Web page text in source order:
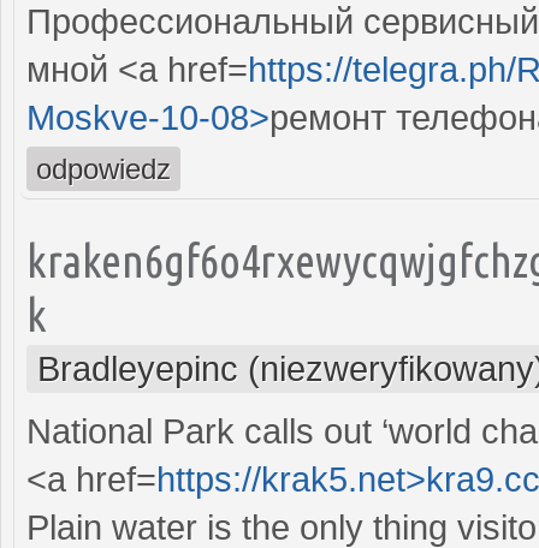
Профессиональный
мной <a href=https://telegra.ph/
Moskve-10-08>ремонт
odpowiedz
k
Bradleyepinc
National Park calls out ‘world
<a href=https://
Plain water is the only thing